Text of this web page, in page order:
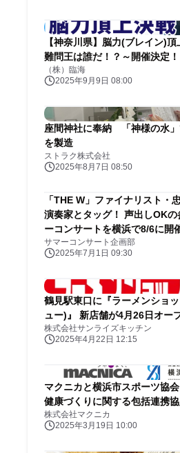
【神奈川県】脳力(ブレイン)
難問王は誰だ！？～開催決定！
（株）臨海
2025年9月9日 08:00
座間神社に奉納 「神様の水
を製造
ストラク株式会社
2025年8月7日 08:50
「THE W」ファイナリスト・
演奏家とタッグ！ 声出しOKの
ーコンサートを横浜で8/6に開
サマーコンサート企画部
2025年7月1日 09:30
鶴見駅東口に『ラーメンショ
ュー)』 新店舗が4月26日オー
株式会社サンライズキッチン
2025年4月22日 12:15
マクニカと横浜市スポーツ協
健康づくりに関する包括連携
株式会社マクニカ
2025年3月19日 10:00